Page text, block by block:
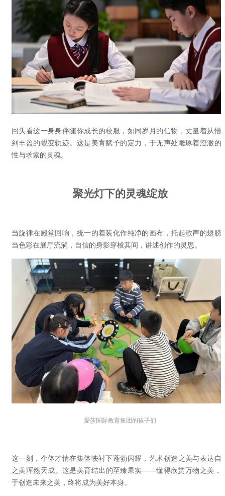
回头看这一身身伴随你成长的校服，如同岁月的信物，丈量着从懵
到丰盈的蜕变轨迹。这是美育赋予的定力，于无声处雕琢着澄澈的
性与求索的灵魂。
聚光灯下的灵魂绽放
当旋律在殿堂回响，统一的着装化作纯净的画布，托起歌声的翅膀
当色彩在展厅流淌，自信的身影穿梭其间，讲述创作的灵思。
爱莎国际教育集团的孩子们
这一刻，个体才情在集体映衬下蓬勃闪耀，艺术创造之美与表达自
之美浑然天成。这是美育结出的至臻果实——懂得欣赏万物之美，
于创造未来之美，终将成为美好本身。